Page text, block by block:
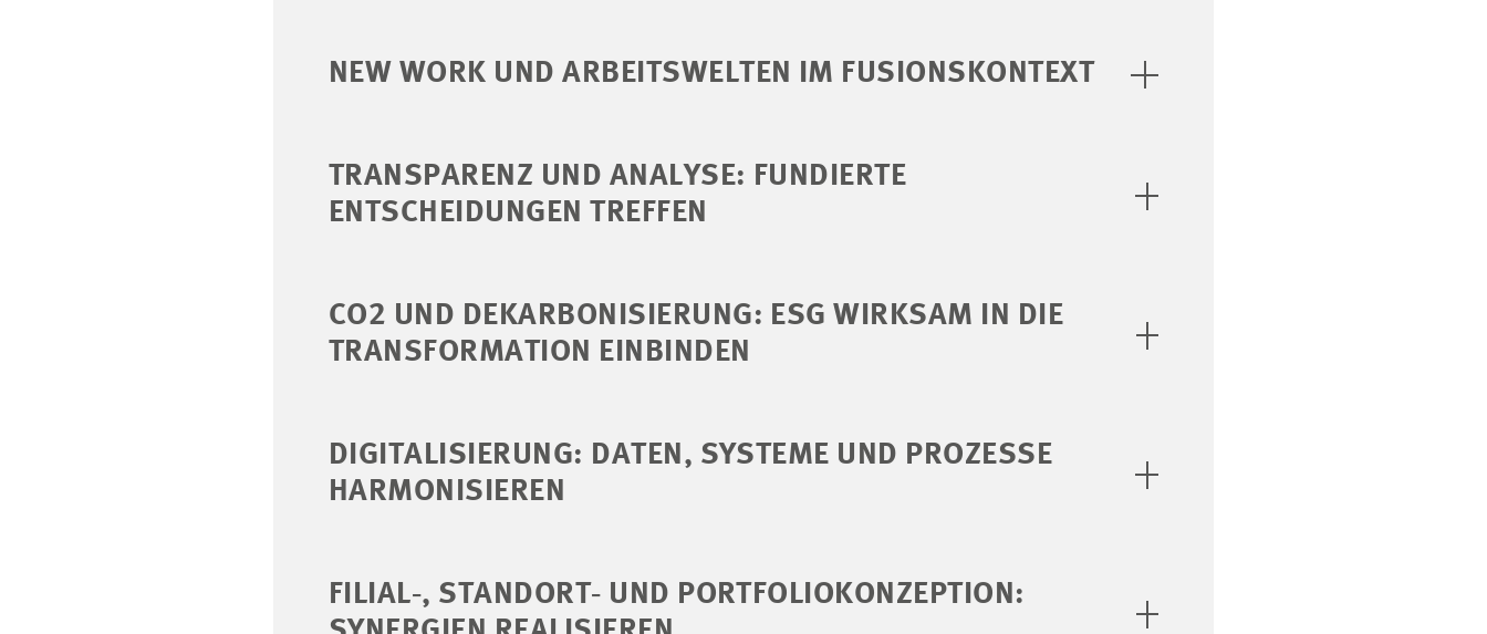
NEW WORK UND ARBEITSWELTEN IM FUSIONSKONTEXT
TRANSPARENZ UND ANALYSE: FUNDIERTE
ENTSCHEIDUNGEN TREFFEN
CO2 UND DEKARBONISIERUNG: ESG WIRKSAM IN DIE
TRANSFORMATION EINBINDEN
DIGITALISIERUNG: DATEN, SYSTEME UND PROZESSE
HARMONISIEREN
FILIAL‑, STANDORT‑ UND PORTFOLIOKONZEPTION: